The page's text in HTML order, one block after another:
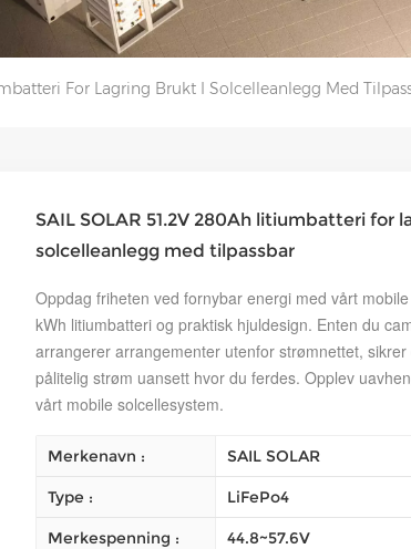
For Lagring Brukt I Solcelleanlegg Med
SAIL SOLAR 51.2V 280Ah litiumbatteri for
solcelleanlegg med tilpassbar
Oppdag friheten ved fornybar energi med vårt
kWh litiumbatteri og praktisk hjuldesign. Enten du
arrangerer arrangementer utenfor strømnettet,
pålitelig strøm uansett hvor du ferdes. Opplev
vårt mobile solcellesystem.
Merkenavn : SAIL SOLAR
Type : LiFePo4
Merkespenning : 44.8~57.6V